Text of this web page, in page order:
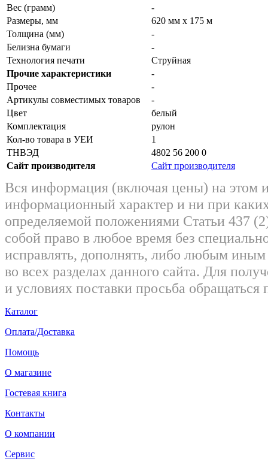
Вес (грамм)
-
Размеры, мм
620 мм х 175 м
Толщина (мм)
-
Белизна бумаги
-
Технология печати
Струйная
Прочие характеристики
-
Прочее
-
Артикулы совместимых товаров
-
Цвет
белый
Комплектация
рулон
Кол-во товара в УЕИ
1
ТНВЭД
4802 56 200 0
Сайт производителя
Сайт производителя
Вся информация (включая цены) на этом
информационный характер и ни при
определяемой положениями Статьи 437
собой право в любое время без
исправлять, дополнять, либо любым
во всех разделах данного сайта. Для
и условиях поставки просьба
Каталог
Оплата/Доставка
Помощь
О магазине
Гостевая книга
Контакты
О компании
Сервис